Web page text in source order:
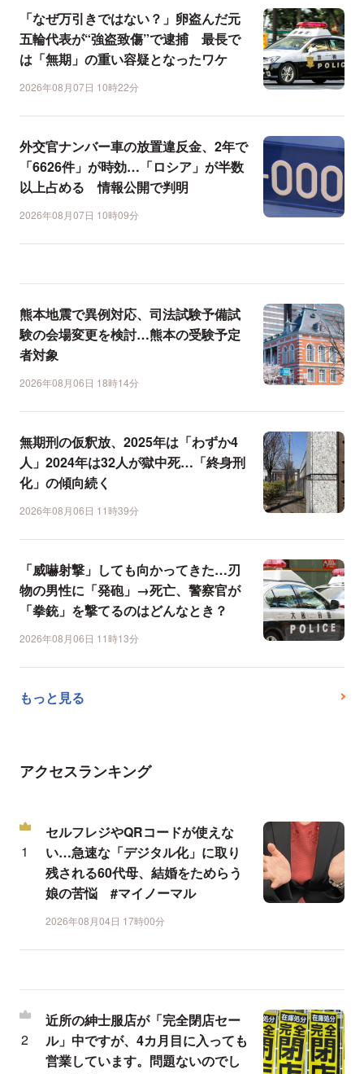
「なぜ万引きではない？」卵盗んだ元
五輪代表が“強盗致傷”で逮捕 最長で
は「無期」の重い容疑となったワケ
2026年08月07日 10時22分
外交官ナンバー車の放置違反金、2年で
「6626件」が時効…「ロシア」が半数
以上占める 情報公開で判明
2026年08月07日 10時09分
熊本地震で異例対応、司法試験予備試
験の会場変更を検討…熊本の受験予定
者対象
2026年08月06日 18時14分
無期刑の仮釈放、2025年は「わずか4
人」2024年は32人が獄中死…「終身刑
化」の傾向続く
2026年08月06日 11時39分
「威嚇射撃」しても向かってきた…刃
物の男性に「発砲」→死亡、警察官が
「拳銃」を撃てるのはどんなとき？
2026年08月06日 11時13分
もっと見る
アクセスランキング
セルフレジやQRコードが使えな
い…急速な「デジタル化」に取り
残される60代母、結婚をためらう
娘の苦悩 #マイノーマル
2026年08月04日 17時00分
近所の紳士服店が「完全閉店セー
ル」中ですが、4カ月目に入っても
営業しています。問題ないのでし